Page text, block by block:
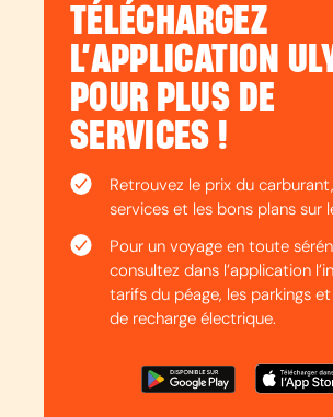
TÉLÉCHARGEZ
L’APPLICATION
POUR PLUS DE
SERVICES !
Retrouvez le prix du
services et les bons plans sur
Pour un voyage en toute
consultez dans l’application
tarifs du péage, les parkings
de recharge électrique.